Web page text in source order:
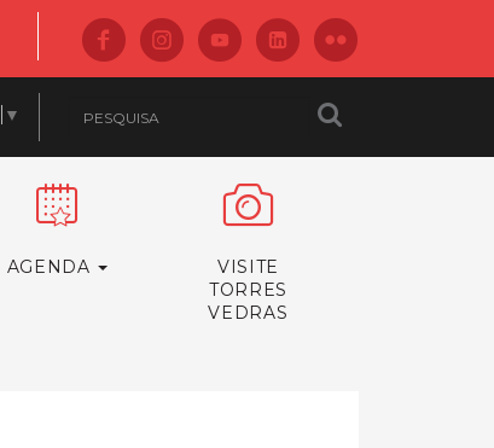
▼
AGENDA
VISITE
TORRES
VEDRAS